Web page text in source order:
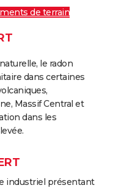
de terrain
le radon
dans certaines
Massif Central et
dans les
industriel présentant